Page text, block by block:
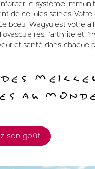
le système
de cellules saines.
bœuf Wagyu est votre
l'arthrite et
et santé dans chaque
AU
son goût